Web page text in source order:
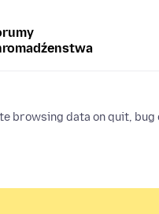
browsing data on quit,